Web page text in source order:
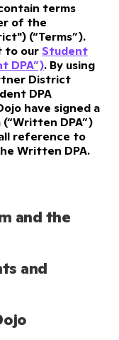
terms
of the
(“Terms”).
to our Student
DPA”). By using
District
DPA
have signed a
DPA”)
reference to
Written DPA.
and the
and